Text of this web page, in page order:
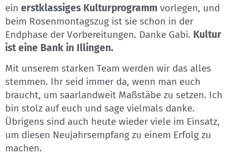
ein erstklassiges Kulturprogramm vorlegen, und
beim Rosenmontagszug ist sie schon in der
Endphase der Vorbereitungen. Danke Gabi. Kultur
ist eine Bank in Illingen.
Mit unserem starken Team werden wir das alles
stemmen. Ihr seid immer da, wenn man euch
braucht, um saarlandweit Maßstäbe zu setzen. Ich
bin stolz auf euch und sage vielmals danke.
Übrigens sind auch heute wieder viele im Einsatz,
um diesen Neujahrsempfang zu einem Erfolg zu
machen.